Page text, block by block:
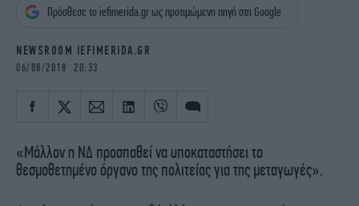
iBOOKS
ΖΩΔΙΑ
MEDIA
NEWSLETTER
Πρόσθεσε το iefimerida.gr ως προτιμώμενη πηγή στη Google
NEWSROOM IEFIMERIDA.GR
06/08/2018 20:33
«Μάλλον η ΝΔ προσπαθεί να υποκαταστήσει το
θεσμοθετημένο όργανο της πολιτείας για της μεταγωγές».